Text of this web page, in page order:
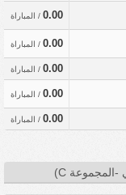
0.00 / المباراة
0.00 / المباراة
0.00 / المباراة
0.00 / المباراة
0.00 / المباراة